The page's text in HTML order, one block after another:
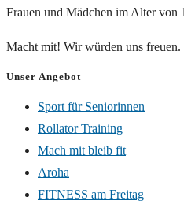
Frauen und Mädchen im Alter von
Macht mit! Wir würden uns freuen.
Unser Angebot
Sport für Seniorinnen
Rollator Training
Mach mit bleib fit
Aroha
FITNESS am Freitag